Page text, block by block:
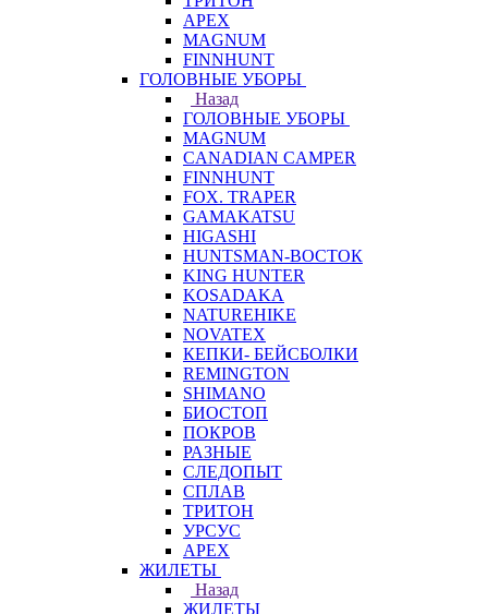
APEX
MAGNUM
FINNHUNT
ГОЛОВНЫЕ УБОРЫ
Назад
ГОЛОВНЫЕ УБОРЫ
MAGNUM
CANADIAN CAMPER
FINNHUNT
FOX. TRAPER
GAMAKATSU
HIGASHI
HUNTSMAN-ВОСТОК
KING HUNTER
KOSADAKA
NATUREHIKE
NOVATEX
КЕПКИ- БЕЙСБОЛКИ
REMINGTON
SHIMANO
БИОСТОП
ПОКРОВ
РАЗНЫЕ
СЛЕДОПЫТ
СПЛАВ
ТРИТОН
УРСУС
APEX
ЖИЛЕТЫ
Назад
ЖИЛЕТЫ